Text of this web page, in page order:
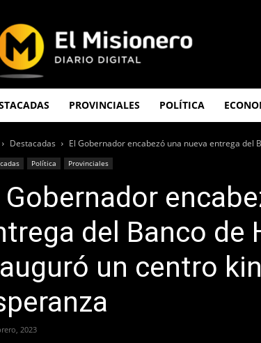
Misionero
PROVINCIALES POLÍTICA
Destacadas El Gobernador encabezó una nueva entrega del
Política Provinciales
Gobernador
del Banco de
un centro
2023